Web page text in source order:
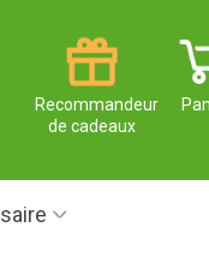
Recommandeur
de cadeaux